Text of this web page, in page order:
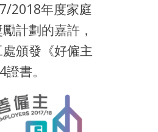
2018年度家庭
計劃的嘉許，
頒發《好僱主
書。